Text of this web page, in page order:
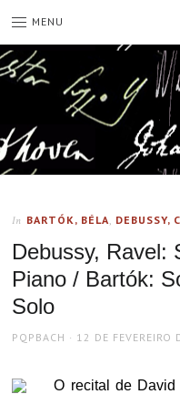
MENU
In BARTÓK, BÉLA, DEBUSSY,
Debussy, Ravel:
Piano / Bartók:
Solo
AUTHOR
PQPBACH
POSTED
12 DE FEVEREIRO
O recital de David